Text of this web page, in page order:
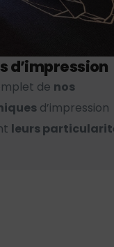
d’impression
de nos
d’impression
leurs